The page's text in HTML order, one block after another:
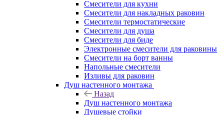
Смесители для кухни
Смесители для накладных раковин
Смесители термостатические
Смесители для душа
Смесители для биде
Электронные смесители для раковины
Смесители на борт ванны
Напольные смесители
Изливы для раковин
Душ настенного монтажа
Назад
Душ настенного монтажа
Душевые стойки